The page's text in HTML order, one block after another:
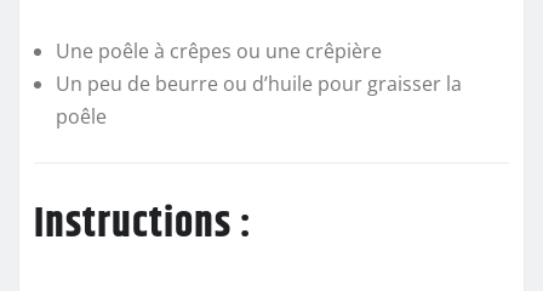
Une poêle à crêpes ou une crêpière
Un peu de beurre ou d’huile pour graisser la
poêle
Instructions :